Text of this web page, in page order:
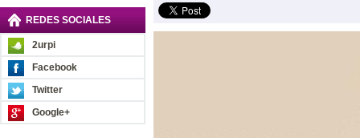
REDES SOCIALES
2urpi
Facebook
Twitter
Google+